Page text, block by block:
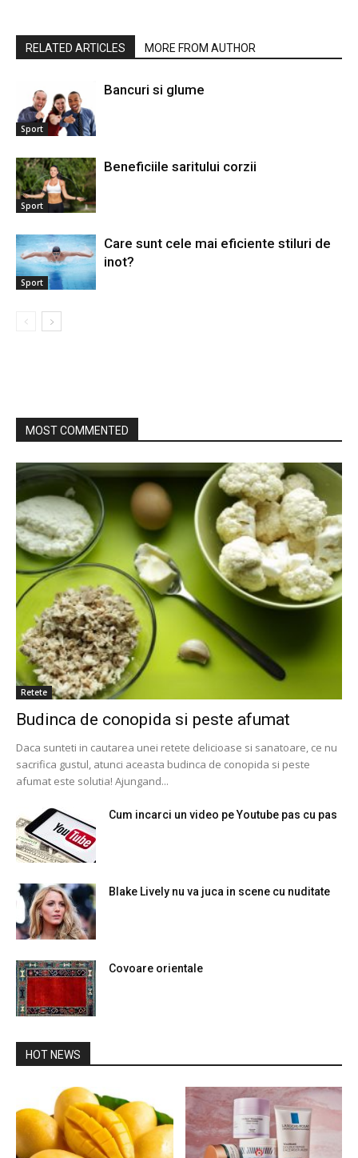
RELATED ARTICLES MORE FROM AUTHOR
Sport
Bancuri si glume
Sport
Beneficiile saritului corzii
Sport
Care sunt cele mai eficiente stiluri de
inot?
MOST COMMENTED
Retete
Budinca de conopida si peste afumat
Daca sunteti in cautarea unei retete delicioase si sanatoare, ce nu
sacrifica gustul, atunci aceasta budinca de conopida si peste
afumat este solutia! Ajungand...
Cum incarci un video pe Youtube pas cu pas
Blake Lively nu va juca in scene cu nuditate
Covoare orientale
HOT NEWS